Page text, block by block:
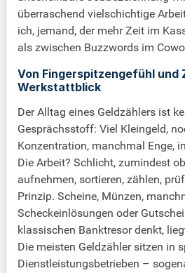
überraschend vielschichtige
ich, jemand, der mehr Zeit im
als zwischen Buzzwords im
Von Fingerspitzengefühl und
Werkstattblick
Der Alltag eines Geldzählers ist
Gesprächsstoff: Viel Kleingeld,
Konzentration, manchmal Enge,
Die Arbeit? Schlicht, zumindest
aufnehmen, sortieren, zählen,
Prinzip. Scheine, Münzen,
Scheckeinlösungen oder
klassischen Banktresor denkt,
Die meisten Geldzähler sitzen in
Dienstleistungsbetrieben –